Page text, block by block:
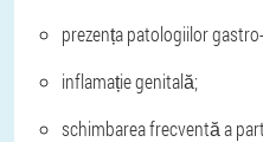
prezența patologiilor
inflamație genitală;
schimbarea frecventă a